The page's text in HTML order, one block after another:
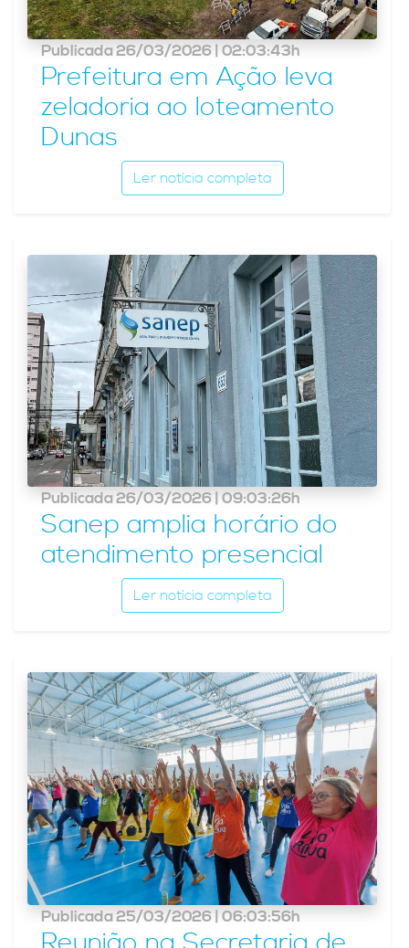
Publicada 26/03/2026 | 02:03:43h
Prefeitura em Ação leva
zeladoria ao loteamento
Dunas
Ler notícia completa
Publicada 26/03/2026 | 09:03:26h
Sanep amplia horário do
atendimento presencial
Ler notícia completa
Publicada 25/03/2026 | 06:03:56h